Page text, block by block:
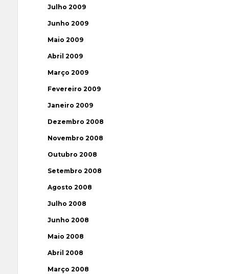
Julho 2009
Junho 2009
Maio 2009
Abril 2009
Março 2009
Fevereiro 2009
Janeiro 2009
Dezembro 2008
Novembro 2008
Outubro 2008
Setembro 2008
Agosto 2008
Julho 2008
Junho 2008
Maio 2008
Abril 2008
Março 2008